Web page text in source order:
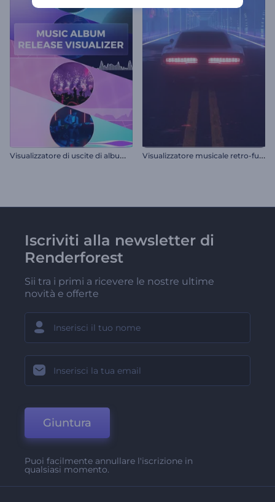
V
isualizzatore di uscite di album musicali V
isualizzatore musicale retro-futuristico
Iscriviti alla newsletter di
Renderforest
Sii tra i primi a ricevere le nostre ultime
novità e offerte
Giuntura
Puoi facilmente annullare l'iscrizione in
qualsiasi momento.